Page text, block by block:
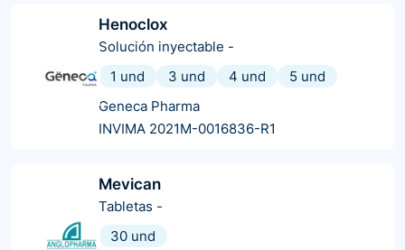
Henoclox
Solución inyectable -
1 und
3 und 4 und
5 und
Geneca Pharma
INVIMA 2021M-0016836-R1
Mevican
Tabletas -
30 und